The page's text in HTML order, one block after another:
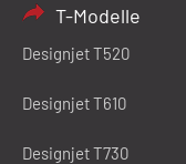
T-Modelle
Designjet T520
Designjet T610
Designjet T730